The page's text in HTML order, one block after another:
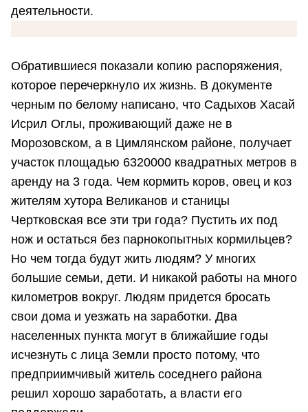
деятельности.
Обратившиеся показали копию распоряжения,
которое перечеркнуло их жизнь. В документе
черным по белому написано, что Садыхов Хасай
Исрил Оглы, проживающий даже не в
Морозовском, а в Цимлянском районе, получает
участок площадью 6320000 квадратных метров в
аренду на 3 года. Чем кормить коров, овец и коз
жителям хутора Великанов и станицы
Чертковская все эти три года? Пустить их под
нож и остаться без парнокопытных кормильцев?
Но чем тогда будут жить людям? У многих
большие семьи, дети. И никакой работы на много
километров вокруг. Людям придется бросать
свои дома и уезжать на заработки. Два
населенных пункта могут в ближайшие годы
исчезнуть с лица Земли просто потому, что
предприимчивый житель соседнего района
решил хорошо заработать, а власти его